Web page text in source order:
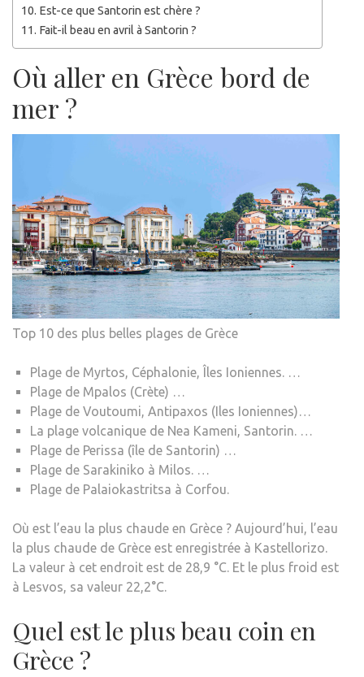
Est-ce que Santorin est chère ?
Fait-il beau en avril à Santorin ?
Où aller en Grèce bord de
mer ?
Top 10 des plus belles plages de Grèce
Plage de Myrtos, Céphalonie, Îles Ioniennes. …
Plage de Mpalos (Crète) …
Plage de Voutoumi, Antipaxos (Iles Ioniennes)…
La plage volcanique de Nea Kameni, Santorin. …
Plage de Perissa (île de Santorin) …
Plage de Sarakiniko à Milos. …
Plage de Palaiokastritsa à Corfou.
Où est l’eau la plus chaude en Grèce ? Aujourd’hui, l’eau
la plus chaude de Grèce est enregistrée à Kastellorizo.
La valeur à cet endroit est de 28,9 °C. Et le plus froid est
à Lesvos, sa valeur 22,2°C.
Quel est le plus beau coin en
Grèce ?